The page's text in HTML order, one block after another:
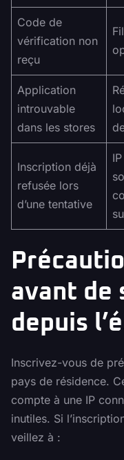
Code de
vérification non
reçu
Application
introuvable
dans les stores
Inscription déjà
refusée lors
d’une tentative
avant de
depuis
Inscrivez-vous de
pays de résidence.
compte à une IP
inutiles. Si
veillez à :